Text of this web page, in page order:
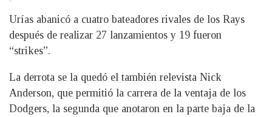
Urías abanicó a cuatro bateadores rivales de los Rays
después de realizar 27 lanzamientos y 19 fueron
“strikes”.
La derrota se la quedó el también relevista Nick
Anderson, que permitió la carrera de la ventaja de los
Dodgers, la segunda que anotaron en la parte baja de la